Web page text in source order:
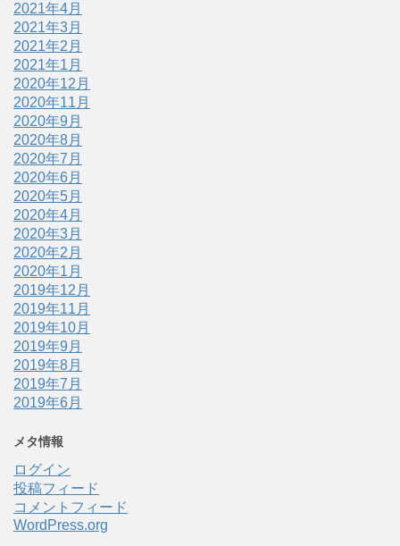
2021年4月
2021年3月
2021年2月
2021年1月
2020年12月
2020年11月
2020年9月
2020年8月
2020年7月
2020年6月
2020年5月
2020年4月
2020年3月
2020年2月
2020年1月
2019年12月
2019年11月
2019年10月
2019年9月
2019年8月
2019年7月
2019年6月
メタ情報
ログイン
投稿フィード
コメントフィード
WordPress.org